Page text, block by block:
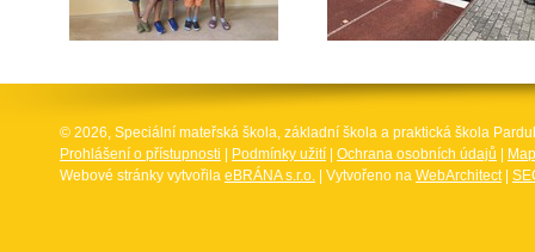
© 2026, Speciální mateřská škola, základní škola a praktická škola
Prohlášení o přístupnosti
Podmínky užití Ochrana osobních údajů
Webové stránky vytvořila eBRÁNA s.r.o. | Vytvořeno na WebArchitect|